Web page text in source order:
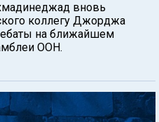
вновь
коллегу Джорджа
на ближайшем
ООН.